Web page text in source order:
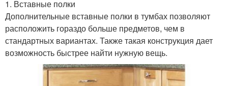
1. Вставные полки
Дополнительные вставные полки в тумбах позволяют
расположить гораздо больше предметов, чем в
стандартных вариантах. Также такая конструкция дает
возможность быстрее найти нужную вещь.